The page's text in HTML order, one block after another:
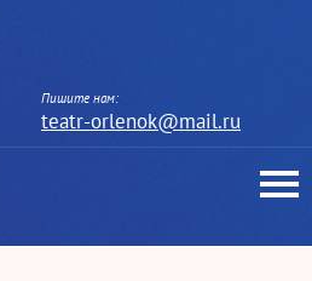
Пишите нам:
teatr-orlenok@mail.ru